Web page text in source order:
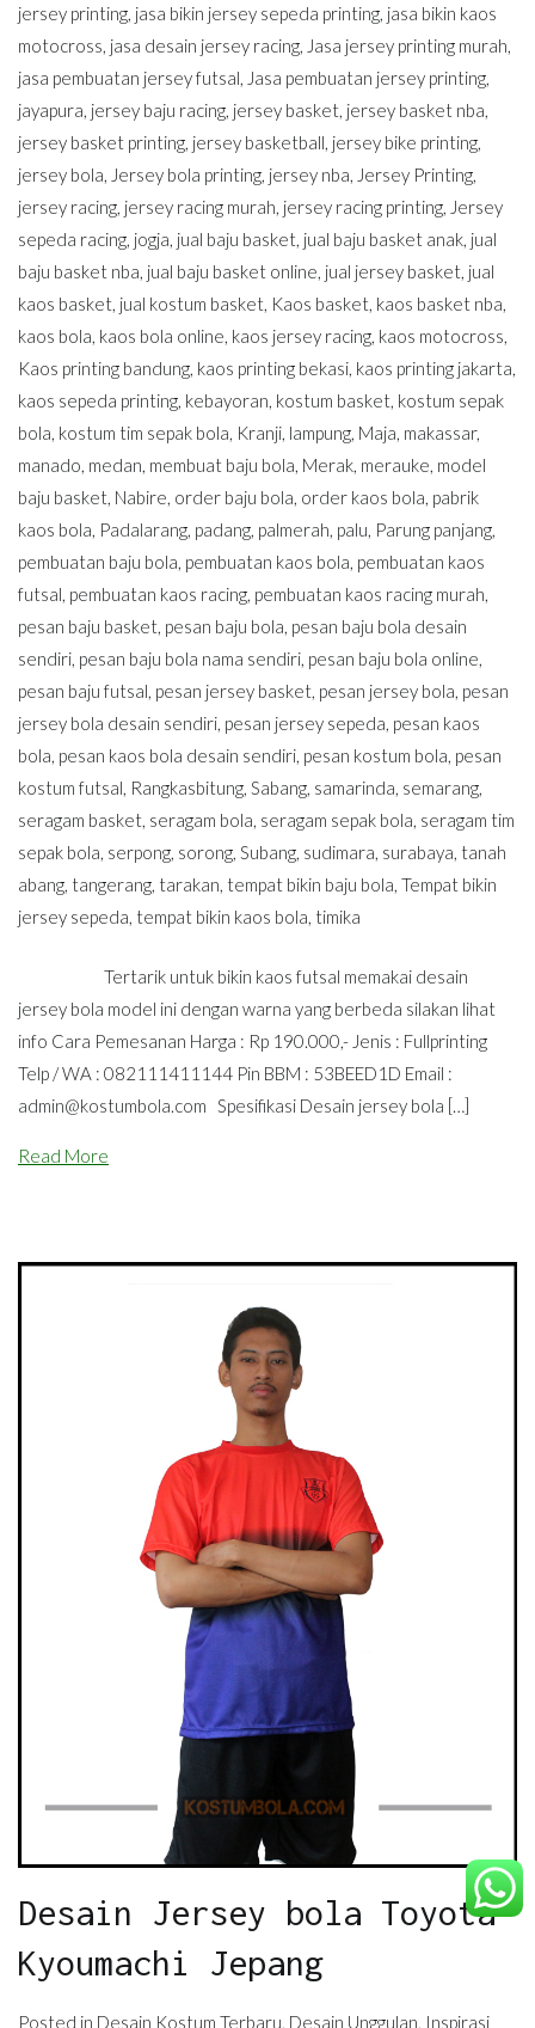
jersey printing, jasa bikin jersey sepeda printing, jasa bikin kaos
motocross, jasa desain jersey racing, Jasa jersey printing murah,
jasa pembuatan jersey futsal, Jasa pembuatan jersey printing,
jayapura, jersey baju racing, jersey basket, jersey basket nba,
jersey basket printing, jersey basketball, jersey bike printing,
jersey bola, Jersey bola printing, jersey nba, Jersey Printing,
jersey racing, jersey racing murah, jersey racing printing, Jersey
sepeda racing, jogja, jual baju basket, jual baju basket anak, jual
baju basket nba, jual baju basket online, jual jersey basket, jual
kaos basket, jual kostum basket, Kaos basket, kaos basket nba,
kaos bola, kaos bola online, kaos jersey racing, kaos motocross,
Kaos printing bandung, kaos printing bekasi, kaos printing jakarta,
kaos sepeda printing, kebayoran, kostum basket, kostum sepak
bola, kostum tim sepak bola, Kranji, lampung, Maja, makassar,
manado, medan, membuat baju bola, Merak, merauke, model
baju basket, Nabire, order baju bola, order kaos bola, pabrik
kaos bola, Padalarang, padang, palmerah, palu, Parung panjang,
pembuatan baju bola, pembuatan kaos bola, pembuatan kaos
futsal, pembuatan kaos racing, pembuatan kaos racing murah,
pesan baju basket, pesan baju bola, pesan baju bola desain
sendiri, pesan baju bola nama sendiri, pesan baju bola online,
pesan baju futsal, pesan jersey basket, pesan jersey bola, pesan
jersey bola desain sendiri, pesan jersey sepeda, pesan kaos
bola, pesan kaos bola desain sendiri, pesan kostum bola, pesan
kostum futsal, Rangkasbitung, Sabang, samarinda, semarang,
seragam basket, seragam bola, seragam sepak bola, seragam tim
sepak bola, serpong, sorong, Subang, sudimara, surabaya, tanah
abang, tangerang, tarakan, tempat bikin baju bola, Tempat bikin
jersey sepeda, tempat bikin kaos bola, timika
Tertarik untuk bikin kaos futsal memakai desain
jersey bola model ini dengan warna yang berbeda silakan lihat
info Cara Pemesanan Harga : Rp 190.000,- Jenis : Fullprinting
Telp / WA : 082111411144 Pin BBM : 53BEED1D Email :
admin@kostumbola.com Spesifikasi Desain jersey bola […]
Read More
Desain Jersey bola Toyota
Kyoumachi Jepang
Posted in Desain Kostum Terbaru, Desain Unggulan, Inspirasi